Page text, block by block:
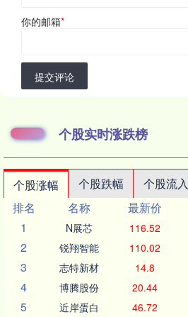
你的邮箱*
提交评论
个股实时涨跌榜
个股涨幅 个股跌幅 个股流入
排名
名称 最新价
1
N展芯 116.52
2 锐翔智能 110.02
3 志特新材 14.8
4 博腾股份 20.44
5 近岸蛋白 46.72